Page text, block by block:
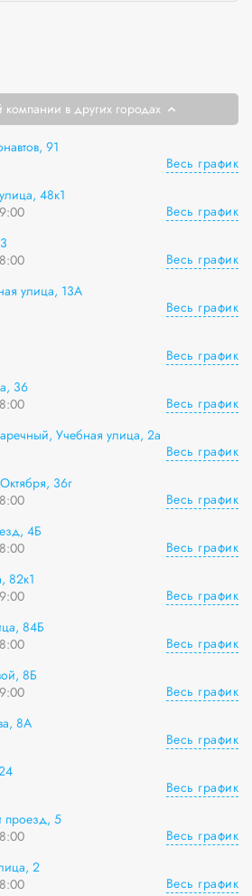
компании в других городах
91
Весь график
48к1
Весь график
Весь график
улица, 13А
Весь график
Весь график
36
Весь график
Учебная улица, 2а
Весь график
36г
Весь график
4Б
Весь график
82к1
Весь график
84Б
Весь график
8Б
Весь график
8А
Весь график
Весь график
проезд, 5
Весь график
2
Весь график